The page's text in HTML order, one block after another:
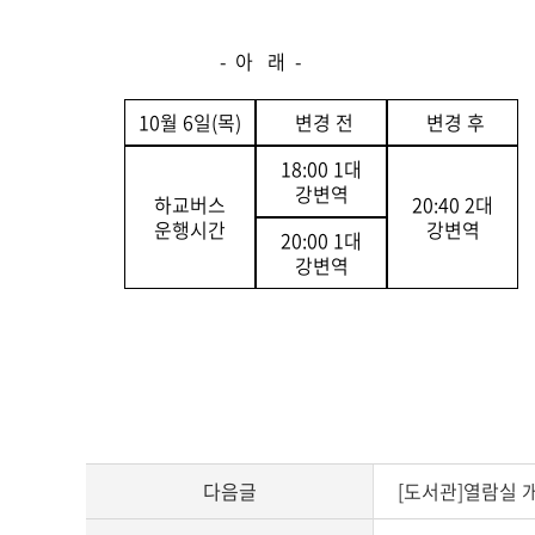
- 아 래 -
10월 6일(목) 변경 전 변경 후
하교버스
운행시간
18:00 1대
강변역
20:40 2대
강변역
20:00 1대
강변역
다음글
[도서관]열람실